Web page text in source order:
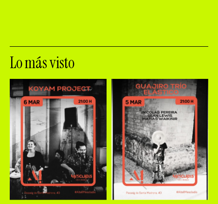
Lo más visto